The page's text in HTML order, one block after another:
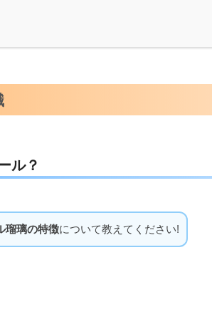
ル？
瑠璃の特徴について教えてください!